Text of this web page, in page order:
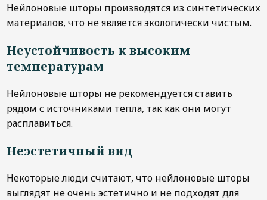
Нейлоновые шторы производятся из синтетических
материалов, что не является экологически чистым.
Неустойчивость к высоким
температурам
Нейлоновые шторы не рекомендуется ставить
рядом с источниками тепла, так как они могут
расплавиться.
Неэстетичный вид
Некоторые люди считают, что нейлоновые шторы
выглядят не очень эстетично и не подходят для